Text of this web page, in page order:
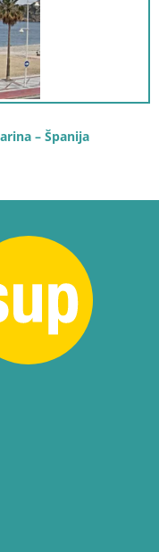
– Španija